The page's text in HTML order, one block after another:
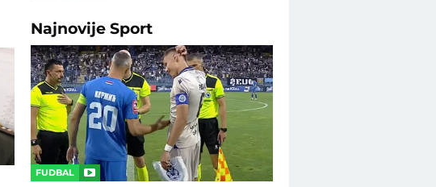
NajnovijeSport
FUDBAL